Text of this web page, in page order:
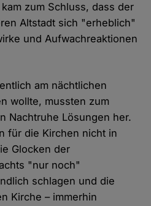
zum Schluss, dass der
Altstadt sich "erheblich"
und Aufwachreaktionen
am nächtlichen
wollte, mussten zum
Nachtruhe Lösungen her.
für die Kirchen nicht in
Glocken der
"nur noch"
schlagen und die
Kirche – immerhin